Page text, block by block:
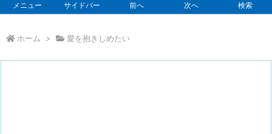
メニュー サイドバー 前へ 次へ 検索
ホーム > 愛を抱きしめたい